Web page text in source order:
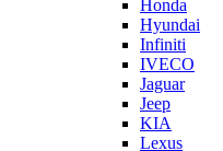
Honda
Hyundai
Infiniti
IVECO
Jaguar
Jeep
KIA
Lexus